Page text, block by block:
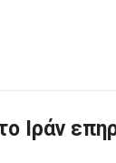
Ιράν